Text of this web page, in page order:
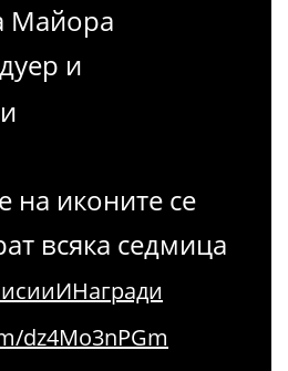
Майора
и
на иконите се
всяка седмица
dz4Mo3nPGm